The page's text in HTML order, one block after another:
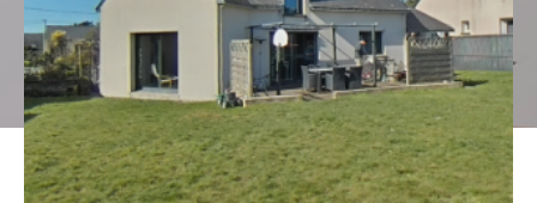
Sélectionner
Budget